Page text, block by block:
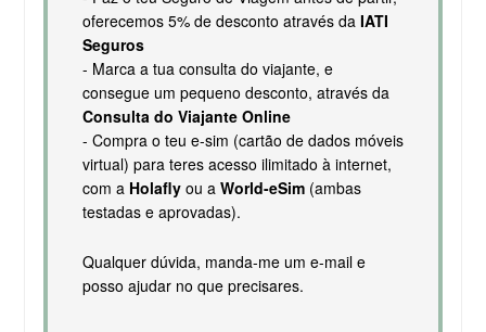
oferecemos 5% de desconto através da IATI
Seguros
- Marca a tua consulta do viajante, e
consegue um pequeno desconto, através da
Consulta do Viajante Online
- Compra o teu e-sim (cartão de dados móveis
virtual) para teres acesso ilimitado à internet,
com a Holaflyou a World-eSim(ambas
testadas e aprovadas).
Qualquer dúvida, manda-me um e-mail e
posso ajudar no que precisares.